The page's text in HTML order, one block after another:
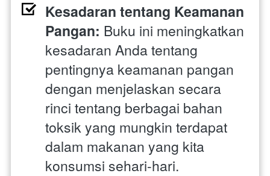
Kesadaran tentang Keamanan
Pangan: Buku ini meningkatkan
kesadaran Anda tentang
pentingnya keamanan pangan
dengan menjelaskan secara
rinci tentang berbagai bahan
toksik yang mungkin terdapat
dalam makanan yang kita
konsumsi sehari-hari.